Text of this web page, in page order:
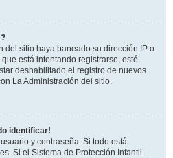
del sitio haya baneado su dirección IP o
está intentando registrarse, esté
deshabilitado el registro de nuevos
La Administración del sitio.
identificar!
y contraseña. Si todo está
Si el Sistema de Protección Infantil